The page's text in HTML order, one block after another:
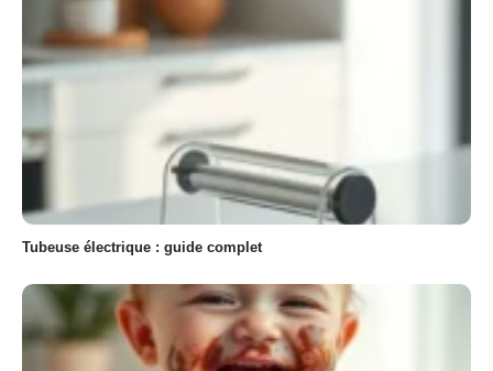
Tubeuse électrique : guide complet